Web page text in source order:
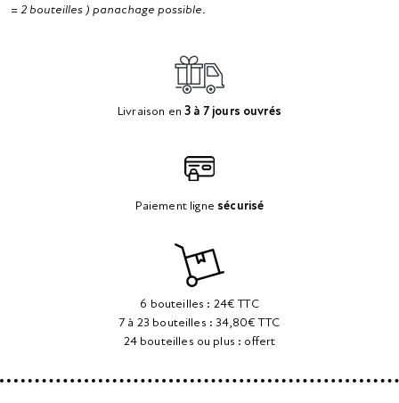
= 2 bouteilles ) panachage possible.
Livraison en3 à 7 jours ouvrés
Paiement ligne sécurisé
6 bouteilles : 24€ TTC
7 à 23 bouteilles : 34,80€ TTC
24 bouteilles ou plus : offert